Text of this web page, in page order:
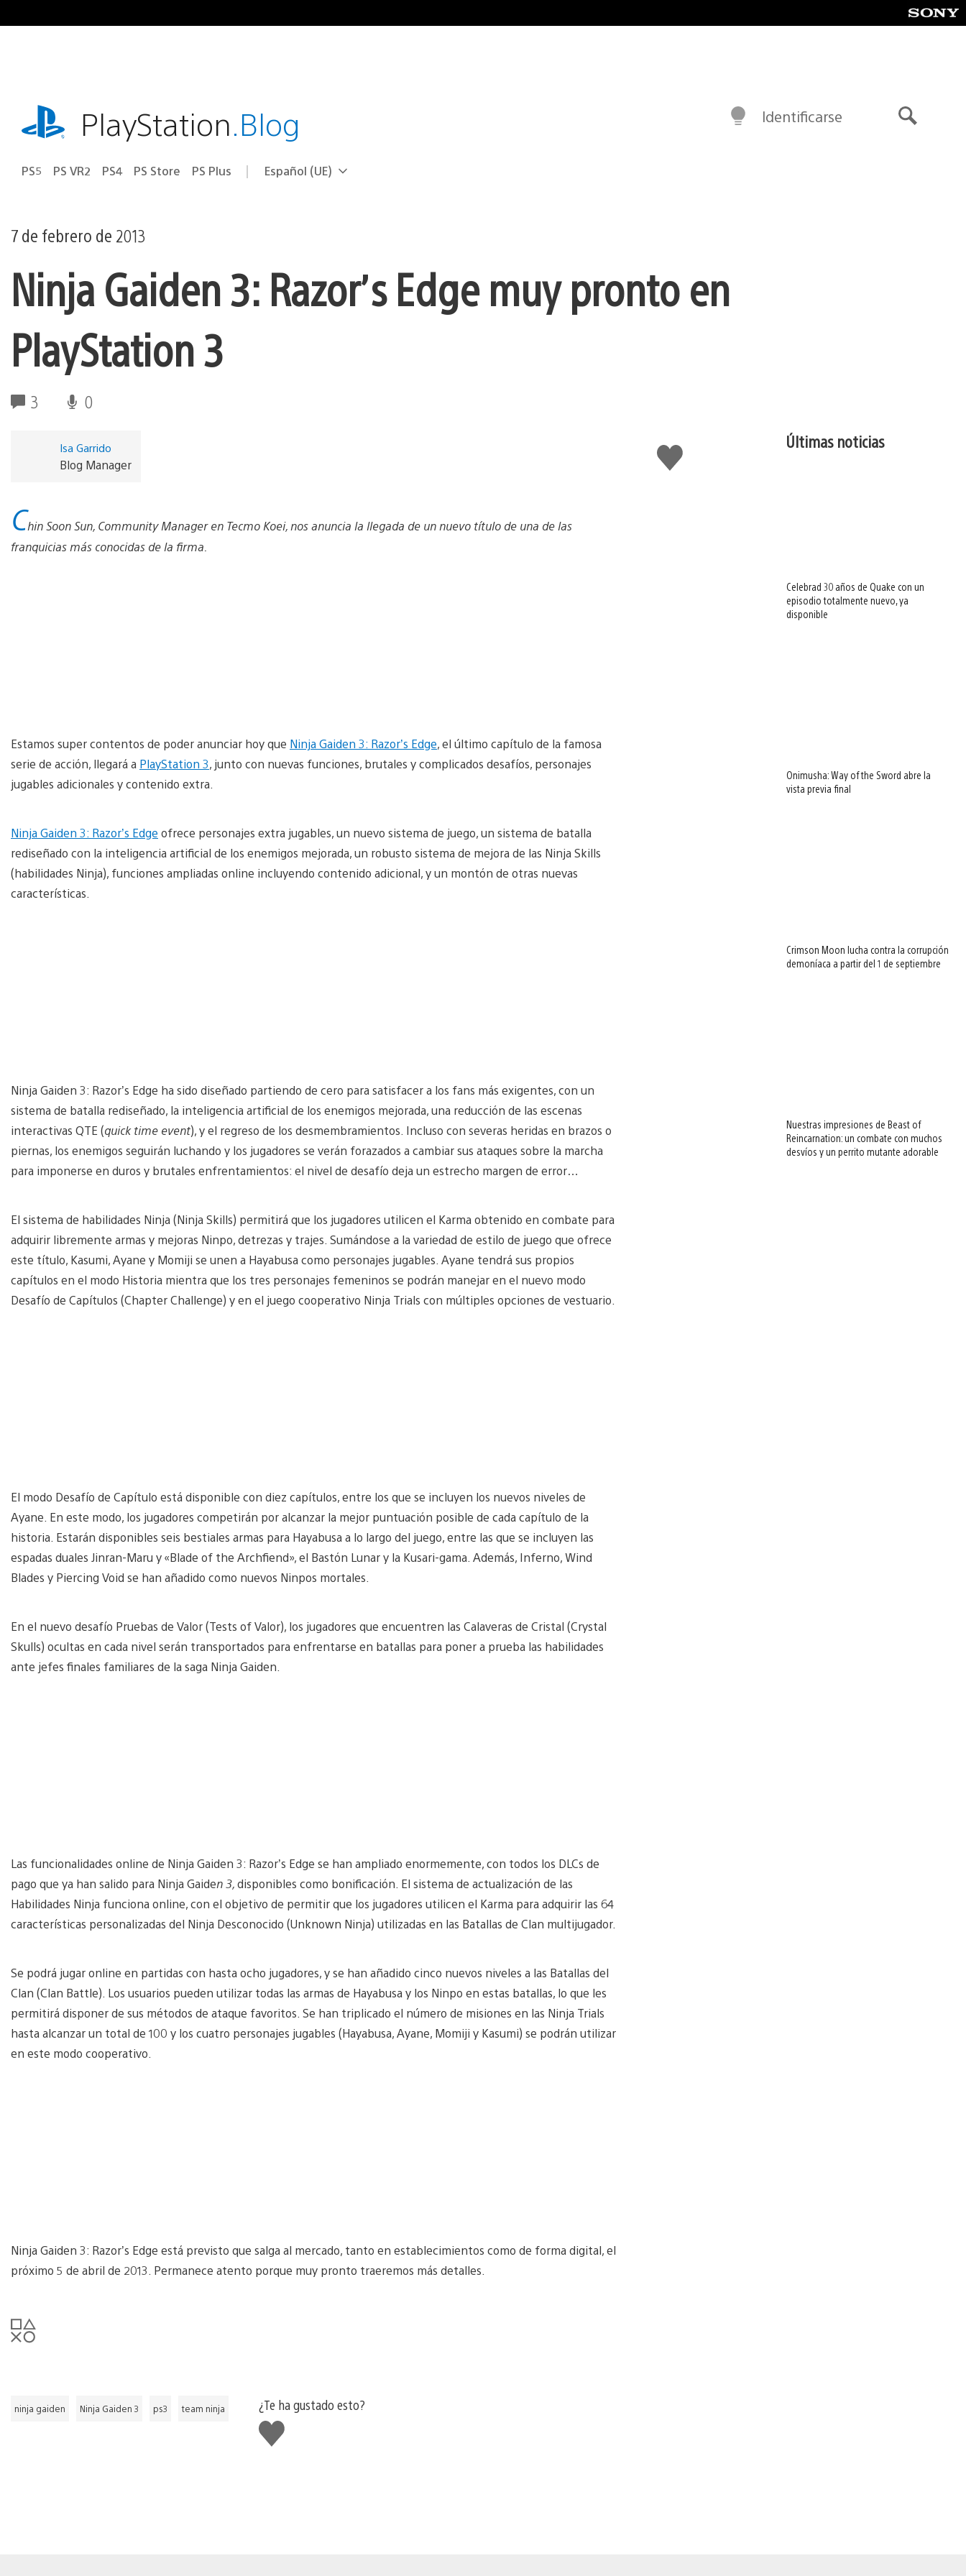
al
playstation.comPlayStation.Blog
PS5 PS VR2 PS4 PS Store PS Plus Selecciona
Región
Español (UE)
Identificarse
7 de febrero de 2013
Ninja Gaiden 3: Razor’s Edge muy pronto en
PlayStation 3
3 0
Me
gusta
Isa Garrido
Blog Manager
Chin Soon Sun, Community Manager en Tecmo Koei, nos anuncia la llegada de un nuevo título de una de las
franquicias más conocidas de la firma.
Estamos super contentos de poder anunciar hoy que Ninja Gaiden 3: Razor’s Edge, el último capítulo de la famosa
serie de acción, llegará a PlayStation 3, junto con nuevas funciones, brutales y complicados desafíos, personajes
jugables adicionales y contenido extra.
Ninja Gaiden 3: Razor’s Edge ofrece personajes extra jugables, un nuevo sistema de juego, un sistema de batalla
rediseñado con la inteligencia artificial de los enemigos mejorada, un robusto sistema de mejora de las Ninja Skills
(habilidades Ninja), funciones ampliadas online incluyendo contenido adicional, y un montón de otras nuevas
características.
Ninja Gaiden 3: Razor’s Edge ha sido diseñado partiendo de cero para satisfacer a los fans más exigentes, con un
sistema de batalla rediseñado, la inteligencia artificial de los enemigos mejorada, una reducción de las escenas
interactivas QTE (quick time event), y el regreso de los desmembramientos. Incluso con severas heridas en brazos o
piernas, los enemigos seguirán luchando y los jugadores se verán forazados a cambiar sus ataques sobre la marcha
para imponerse en duros y brutales enfrentamientos: el nivel de desafío deja un estrecho margen de error…
El sistema de habilidades Ninja (Ninja Skills) permitirá que los jugadores utilicen el Karma obtenido en combate para
adquirir libremente armas y mejoras Ninpo, detrezas y trajes. Sumándose a la variedad de estilo de juego que ofrece
este título, Kasumi, Ayane y Momiji se unen a Hayabusa como personajes jugables. Ayane tendrá sus propios
capítulos en el modo Historia mientra que los tres personajes femeninos se podrán manejar en el nuevo modo
Desafío de Capítulos (Chapter Challenge) y en el juego cooperativo Ninja Trials con múltiples opciones de vestuario.
El modo Desafío de Capítulo está disponible con diez capítulos, entre los que se incluyen los nuevos niveles de
Ayane. En este modo, los jugadores competirán por alcanzar la mejor puntuación posible de cada capítulo de la
historia. Estarán disponibles seis bestiales armas para Hayabusa a lo largo del juego, entre las que se incluyen las
espadas duales Jinran-Maru y «Blade of the Archfiend», el Bastón Lunar y la Kusari-gama. Además, Inferno, Wind
Blades y Piercing Void se han añadido como nuevos Ninpos mortales.
En el nuevo desafío Pruebas de Valor (Tests of Valor), los jugadores que encuentren las Calaveras de Cristal (Crystal
Skulls) ocultas en cada nivel serán transportados para enfrentarse en batallas para poner a prueba las habilidades
ante jefes finales familiares de la saga Ninja Gaiden.
Las funcionalidades online de Ninja Gaiden 3: Razor’s Edge se han ampliado enormemente, con todos los DLCs de
pago que ya han salido para Ninja Gaiden 3,disponibles como bonificación. El sistema de actualización de las
Habilidades Ninja funciona online, con el objetivo de permitir que los jugadores utilicen el Karma para adquirir las 64
características personalizadas del Ninja Desconocido (Unknown Ninja) utilizadas en las Batallas de Clan multijugador.
Se podrá jugar online en partidas con hasta ocho jugadores, y se han añadido cinco nuevos niveles a las Batallas del
Clan (Clan Battle). Los usuarios pueden utilizar todas las armas de Hayabusa y los Ninpo en estas batallas, lo que les
permitirá disponer de sus métodos de ataque favoritos. Se han triplicado el número de misiones en las Ninja Trials
hasta alcanzar un total de 100 y los cuatro personajes jugables (Hayabusa, Ayane, Momiji y Kasumi) se podrán utilizar
en este modo cooperativo.
Ninja Gaiden 3: Razor’s Edge está previsto que salga al mercado, tanto en establecimientos como de forma digital, el
próximo 5 de abril de 2013. Permanece atento porque muy pronto traeremos más detalles.
ninja gaiden Ninja Gaiden 3 ps3 team ninja
¿Te ha gustado esto?
Me
gusta
Últimas noticias
Celebrad 30 años de Quake con un
episodio totalmente nuevo, ya
disponible
Onimusha: Way of the Sword abre la
vista previa final
Crimson Moon lucha contra la corrupción
demoníaca a partir del 1 de septiembre
Nuestras impresiones de Beast of
Reincarnation: un combate con muchos
desvíos y un perrito mutante adorable